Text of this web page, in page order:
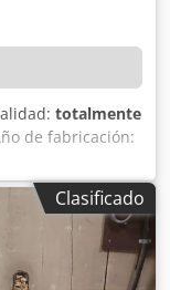
totalmente
de fabricación:
del depósito:
, caudal
vehículo:
el aceite y los
8,5 bar
Clasificado